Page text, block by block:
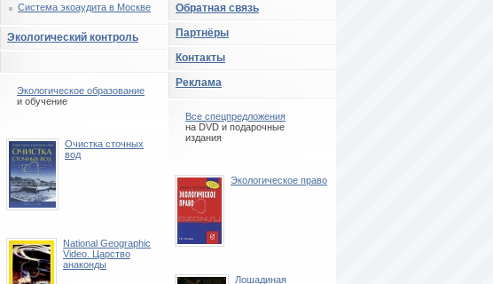
Обратная связь
Партнёры
Контакты
Реклама
Все спецпредложения
на DVD и подарочные
издания
Экологическое право
Лошадиная
Система экоаудита в Москве
Экологический контроль
Экологическое образование
и обучение
Очистка сточных
вод
National Geographic
Video. Царство
анаконды